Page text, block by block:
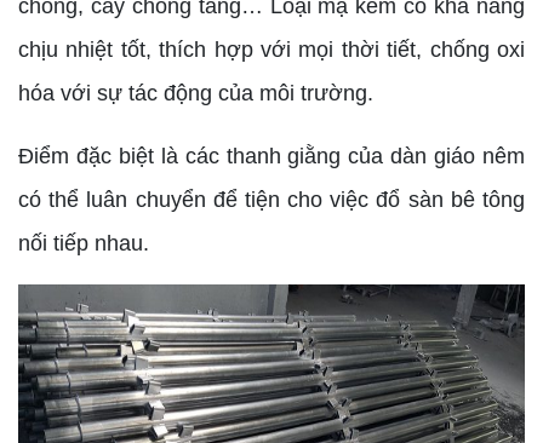
chống, cây chống tăng… Loại mạ kẽm có khả năng
chịu nhiệt tốt, thích hợp với mọi thời tiết, chống oxi
hóa với sự tác động của môi trường.
Điểm đặc biệt là các thanh giằng của dàn giáo nêm
có thể luân chuyển để tiện cho việc đổ sàn bê tông
nối tiếp nhau.